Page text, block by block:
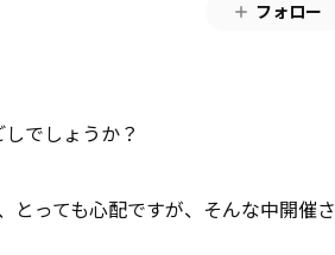
フォロー
でしょうか？
とっても心配ですが、そんな中開催さ